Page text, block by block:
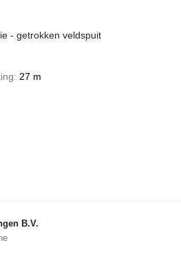
- getrokken veldspuit
27 m
B.V.